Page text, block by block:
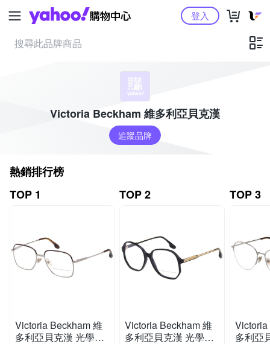
Yahoo購物中心登入
Victoria Beckham 維多利亞貝克漢
追蹤品牌
熱銷排行榜
TOP 1
Victoria Beckham 維
多利亞貝克漢 光學眼
TOP 2
Victoria Beckham 維
多利亞貝克漢 光學眼
TOP 3
多利亞